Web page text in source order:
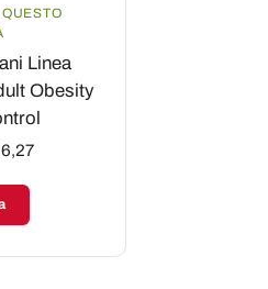
Linea
Obesity